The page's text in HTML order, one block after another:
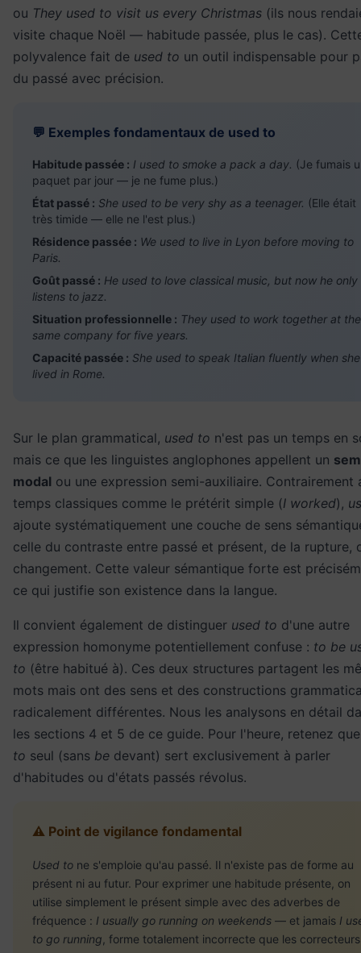
ou They used to visit us every Christmas (ils nous
visite chaque Noël — habitude passée, plus le cas).
polyvalence fait de used to un outil indispensable pour
du passé avec précision.
💬 Exemples fondamentaux de used to
Habitude passée : I used to smoke a pack a day. (Je fumais
paquet par jour — je ne fume plus.)
État passé : She used to be very shy as a teenager. (Elle était
très timide — elle ne l'est plus.)
Résidence passée : We used to live in Lyon before moving to
Paris.
Goût passé : He used to love classical music, but now he only
listens to jazz.
Situation professionnelle : They used to work together at the
same company for five years.
Capacité passée : She used to speak Italian fluently when she
lived in Rome.
Sur le plan grammatical, used to n'est pas un temps en
mais ce que les linguistes anglophones appellent un
modal ou une expression semi-auxiliaire. Contrairement
temps classiques comme le prétérit simple (I worked),
ajoute systématiquement une couche de sens
celle du contraste entre passé et présent, de la rupture,
changement. Cette valeur sémantique forte est
ce qui justifie son existence dans la langue.
Il convient également de distinguer used to d'une autre
expression homonyme potentiellement confuse : to be
to (être habitué à). Ces deux structures partagent les
mots mais ont des sens et des constructions
radicalement différentes. Nous les analysons en détail
les sections 4 et 5 de ce guide. Pour l'heure, retenez
to seul (sans be devant) sert exclusivement à parler
d'habitudes ou d'états passés révolus.
⚠️ Point de vigilance fondamental
Used to ne s'emploie qu'au passé. Il n'existe pas de forme au
présent ni au futur. Pour exprimer une habitude présente, on
utilise simplement le présent simple avec des adverbes de
fréquence : I usually go running on weekends — et jamais I
to go running , forme totalement incorrecte que les